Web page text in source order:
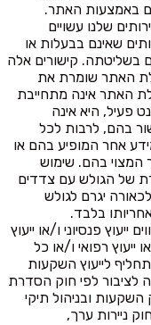
באמצעות האתר.
שלנו עשויים
שאינם בבעלות או
בשליטתה. קישורים אלה
האתר שומרת את
האתר אינה מתחייבת
פעיל, היא אינה
בהם, לרבות לכל
אחר המופיע בהם או
המצוי בהם. שימוש
של הגולש עם צדדים
יגרם לגולש
בלבד.
ייעוץ פנסיוני ו/או ייעוץ
ייעוץ רפואי ו/או כל
לייעוץ השקעות
לפי חוק הסדרת
השקעות ובניהול תיקי
1995, ולפי חוק ניירות ערך,